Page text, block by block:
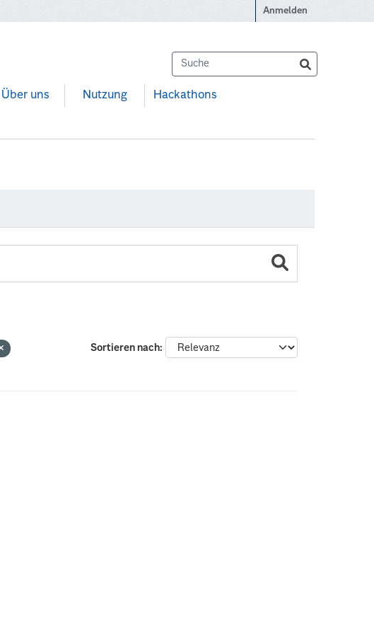
Anmelden
Über uns Nutzung Hackathons
Sortieren nach